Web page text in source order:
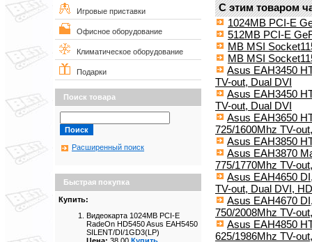
Игровые приставки
Офисное оборудование
Климатическое оборудование
Подарки
Поиск товара
Расширенный поиск
Быстрая покупка
Купить:
Видеокарта 1024MB PCI-E
RadeOn HD5450 Asus EAH5450
SILENT/DI/1GD3(LP)
С этим товаром
1024MB PCI-E
512MB PCI-E
MB MSI
MB MSI
Asus EAH3450
TV-out, Dual DVI
Asus EAH3450
TV-out, Dual DVI
Asus EAH3650
725/1600Mhz TV-
Asus EAH3850
Asus EAH3870
775/1770Mhz TV-
Asus EAH4650
TV-out, Dual DVI,
Asus EAH4670
750/2008Mhz TV-
Asus EAH4850
625/1986Mhz TV-